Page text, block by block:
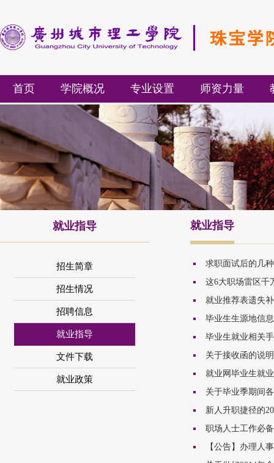
首页 学院概况 专业设置 师资力量
就业指导
招生简章
招生情况
招聘信息
就业指导
文件下载
就业政策
就业指导
求职面试后的几
这6大职场雷区千
就业推荐表遗失
毕业生生源地信
毕业生就业相关
关于接收函的说
就业网毕业生就
关于毕业季期间
新人升职捷径的
职场人士工作必
【公告】办理人